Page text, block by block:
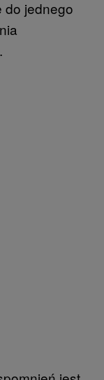
do jednego